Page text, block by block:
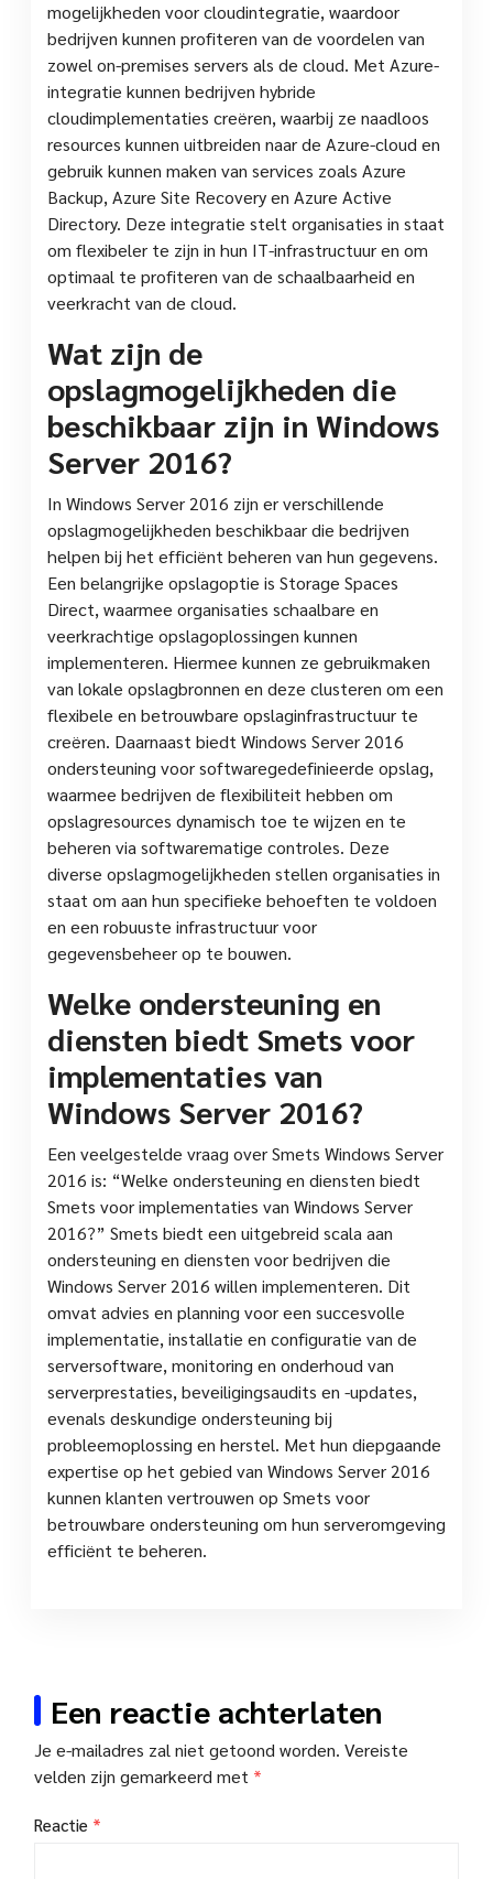
mogelijkheden voor cloudintegratie, waardoor
bedrijven kunnen profiteren van de voordelen van
zowel on-premises servers als de cloud. Met Azure-
integratie kunnen bedrijven hybride
cloudimplementaties creëren, waarbij ze naadloos
resources kunnen uitbreiden naar de Azure-cloud en
gebruik kunnen maken van services zoals Azure
Backup, Azure Site Recovery en Azure Active
Directory. Deze integratie stelt organisaties in staat
om flexibeler te zijn in hun IT-infrastructuur en om
optimaal te profiteren van de schaalbaarheid en
veerkracht van de cloud.
Wat zijn de
opslagmogelijkheden die
beschikbaar zijn in Windows
Server 2016?
In Windows Server 2016 zijn er verschillende
opslagmogelijkheden beschikbaar die bedrijven
helpen bij het efficiënt beheren van hun gegevens.
Een belangrijke opslagoptie is Storage Spaces
Direct, waarmee organisaties schaalbare en
veerkrachtige opslagoplossingen kunnen
implementeren. Hiermee kunnen ze gebruikmaken
van lokale opslagbronnen en deze clusteren om een
flexibele en betrouwbare opslaginfrastructuur te
creëren. Daarnaast biedt Windows Server 2016
ondersteuning voor softwaregedefinieerde opslag,
waarmee bedrijven de flexibiliteit hebben om
opslagresources dynamisch toe te wijzen en te
beheren via softwarematige controles. Deze
diverse opslagmogelijkheden stellen organisaties in
staat om aan hun specifieke behoeften te voldoen
en een robuuste infrastructuur voor
gegevensbeheer op te bouwen.
Welke ondersteuning en
diensten biedt Smets voor
implementaties van
Windows Server 2016?
Een veelgestelde vraag over Smets Windows Server
2016 is: “Welke ondersteuning en diensten biedt
Smets voor implementaties van Windows Server
2016?” Smets biedt een uitgebreid scala aan
ondersteuning en diensten voor bedrijven die
Windows Server 2016 willen implementeren. Dit
omvat advies en planning voor een succesvolle
implementatie, installatie en configuratie van de
serversoftware, monitoring en onderhoud van
serverprestaties, beveiligingsaudits en -updates,
evenals deskundige ondersteuning bij
probleemoplossing en herstel. Met hun diepgaande
expertise op het gebied van Windows Server 2016
kunnen klanten vertrouwen op Smets voor
betrouwbare ondersteuning om hun serveromgeving
efficiënt te beheren.
Een reactie achterlaten
Je e-mailadres zal niet getoond worden. Vereiste
velden zijn gemarkeerd met *
Reactie *